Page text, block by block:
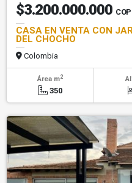
$3.200.000.000 COP
CASA EN VENTA CON
DEL CHOCHO
Colombia
Área m2
350